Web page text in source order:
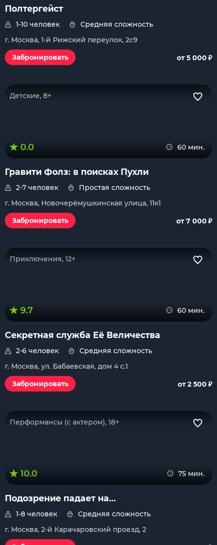
Полтергейст
1-10 человек
Средняя сложность
г. Москва, 1-й Рижский переулок, 2с9
Забронировать
от 5 000 ₽
Детские, 8+
0.0 60 мин.
Гравити Фолз: в поисках Пухли
2-7 человек
Простая сложность
г. Москва, Новочерёмушкинская улица, 11к1
Забронировать
от 7 000 ₽
Приключения, 12+
9.7 60 мин.
Секретная служба Её Величества
2-6 человек
Средняя сложность
г. Москва, ул. Бабаевская, дом 4 с.1
Забронировать
от 2 500 ₽
Перформансы (с актером), 18+
10.0 75 мин.
Подозрение падает на…
1-8 человек
Средняя сложность
г. Москва, 2-й Карачаровский проезд, 2